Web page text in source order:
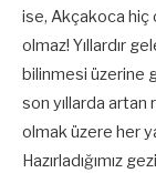
ise, Akçakoca hiç
olmaz! Yıllardır
bilinmesi üzerine
son yıllarda
olmak üzere her
Hazırladığımız